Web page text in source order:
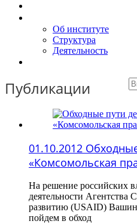
Об институте
Структура
Деятельность
Публикации
01.10.2012
«Комсомольская
На решение российских
деятельности
развитию (USAID)
пойдем в обход